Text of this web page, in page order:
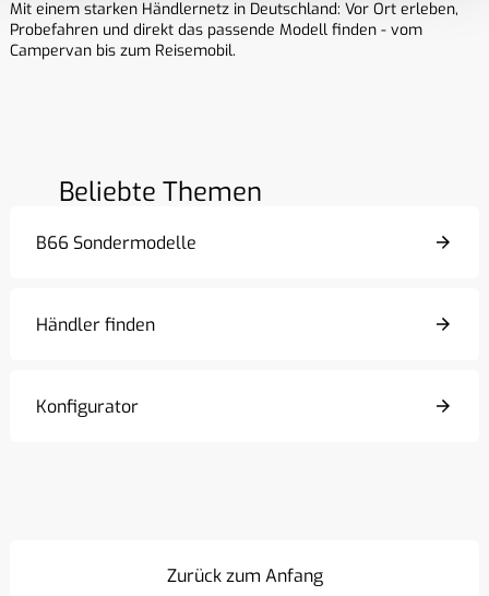
Mit einem starken Händlernetz in Deutschland: Vor Ort erleben,
Probefahren und direkt das passende Modell finden - vom
Campervan bis zum Reisemobil.
Beliebte Themen
B66 Sondermodelle
Händler finden
Konfigurator
Zurück zum Anfang